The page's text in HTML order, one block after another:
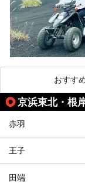
おすす
京浜東北・根
赤羽
王子
田端